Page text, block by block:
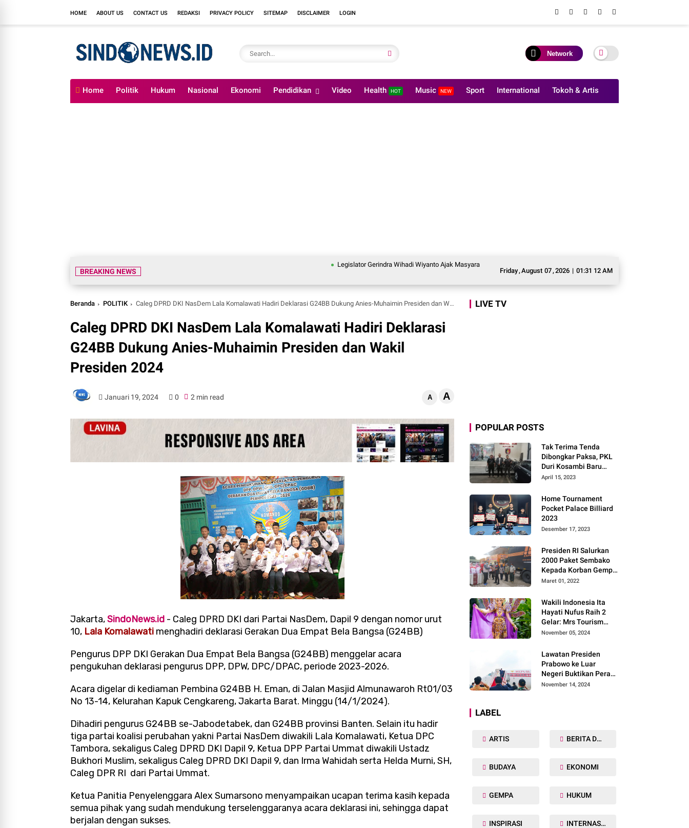
HOME ABOUT US CONTACT US REDAKSI PRIVACY POLICY SITEMAP DISCLAIMER LOGIN
Network
Home Politik Hukum Nasional Ekonomi Pendidikan Video Health HOT Music NEW Sport International Tokoh & Artis
Friday,August 07,2026 | 01:31 13 AM
BREAKING NEWS
Legislator Gerindra Wihadi Wiyanto Ajak Masyarakat Awasi Program Makan Bergizi Gratis agar Tepat Sasaran
Beranda POLITIK Caleg DPRD DKI NasDem Lala Komalawati Hadiri Deklarasi G24BB Dukung Anies-Muhaimin Presiden dan Wakil Presiden 2024
Caleg DPRD DKI NasDem Lala Komalawati Hadiri Deklarasi
G24BB Dukung Anies-Muhaimin Presiden dan Wakil
Presiden 2024
Januari 19, 2024 0 2 min read A A
Jakarta,SindoNews.id - Caleg DPRD DKI dari Partai NasDem, Dapil 9 dengan nomor urut
10, Lala Komalawati menghadiri deklarasi Gerakan Dua Empat Bela Bangsa (G24BB)
Pengurus DPP DKI Gerakan Dua Empat Bela Bangsa (G24BB) menggelar acara
pengukuhan deklarasi pengurus DPP, DPW, DPC/DPAC, periode 2023-2026.
Acara digelar di kediaman Pembina G24BB H. Eman, di Jalan Masjid Almunawaroh Rt01/03
No 13-14, Kelurahan Kapuk Cengkareng, Jakarta Barat. Minggu (14/1/2024).
Dihadiri pengurus G24BB se-Jabodetabek, dan G24BB provinsi Banten. Selain itu hadir
tiga partai koalisi perubahan yakni Partai NasDem diwakili Lala Komalawati, Ketua DPC
Tambora, sekaligus Caleg DPRD DKI Dapil 9, Ketua DPP Partai Ummat diwakili Ustadz
Bukhori Muslim, sekaligus Caleg DPRD DKI Dapil 9, dan Irma Wahidah serta Helda Murni, SH,
Caleg DPR RI dari Partai Ummat.
Ketua Panitia Penyelenggara Alex Sumarsono menyampaikan ucapan terima kasih kepada
semua pihak yang sudah mendukung terselenggaranya acara deklarasi ini, sehingga dapat
berjalan dengan sukses.
LIVE TV
POPULAR POSTS
Tak Terima Tenda
Dibongkar Paksa, PKL
Duri Kosambi Baru
Gugat PT MD
April 15, 2023
Home Tournament
Pocket Palace Billiard
2023
Desember 17, 2023
Presiden RI Salurkan
2000 Paket Sembako
Kepada Korban Gempa
di Pasaman Barat
Maret 01, 2022
Wakili Indonesia Ita
Hayati Nufus Raih 2
Gelar: Mrs Tourism
2024 dan Fourth
Worldwide
International 2024, di
Pemilihan Mrs
Worldwide 2024
November 05, 2024
Lawatan Presiden
Prabowo ke Luar
Negeri Buktikan Peran
Strategis Indonesia di
November 14, 2024
LABEL
ARTIS BERITA DAERAH
BUDAYA EKONOMI
GEMPA HUKUM
INSPIRASI INTERNASIONAL